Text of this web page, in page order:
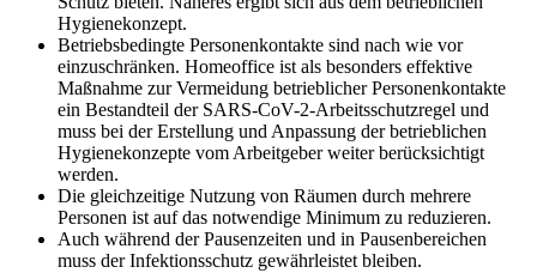
Hygienekonzept.
Betriebsbedingte Personenkontakte sind nach wie vor
einzuschränken. Homeoffice ist als besonders effektive
Maßnahme zur Vermeidung betrieblicher Personenkontakte
ein Bestandteil der SARS-CoV-2-Arbeitsschutzregel und
muss bei der Erstellung und Anpassung der betrieblichen
Hygienekonzepte vom Arbeitgeber weiter berücksichtigt
werden.
Die gleichzeitige Nutzung von Räumen durch mehrere
Personen ist auf das notwendige Minimum zu reduzieren.
Auch während der Pausenzeiten und in Pausenbereichen
muss der Infektionsschutz gewährleistet bleiben.